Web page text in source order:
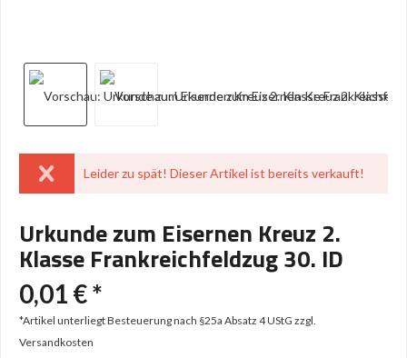
Leider zu spät! Dieser Artikel ist bereits verkauft!
Urkunde zum Eisernen Kreuz 2.
Klasse Frankreichfeldzug 30. ID
0,01 € *
*Artikel unterliegt Besteuerung nach §25a Absatz 4 UStG zzgl.
Versandkosten